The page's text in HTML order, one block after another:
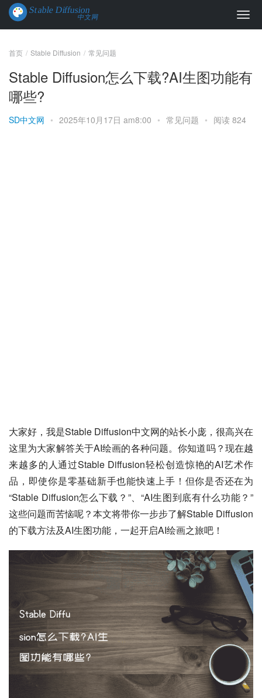
首页 Stable Diffusion 常见问题
Stable Diffusion怎么下载?AI生图功能有
哪些?
SD中文网 • 2025年10月17日 am8:00 • 常见问题 • 阅读 824
大家好，我是Stable Diffusion中文网的站长小庞，很高兴在
这里为大家解答关于AI绘画的各种问题。你知道吗？现在越
来越多的人通过Stable Diffusion轻松创造惊艳的AI艺术作
品，即使你是零基础新手也能快速上手！但你是否还在为
“Stable Diffusion怎么下载？”、“AI生图到底有什么功能？”
这些问题而苦恼呢？本文将带你一步步了解Stable Diffusion
的下载方法及AI生图功能，一起开启AI绘画之旅吧！